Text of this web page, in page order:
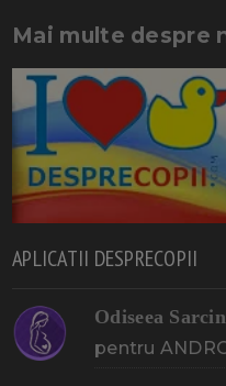
Mai multe despre
APLICATII DESPRECOPII
Odiseea
pentru